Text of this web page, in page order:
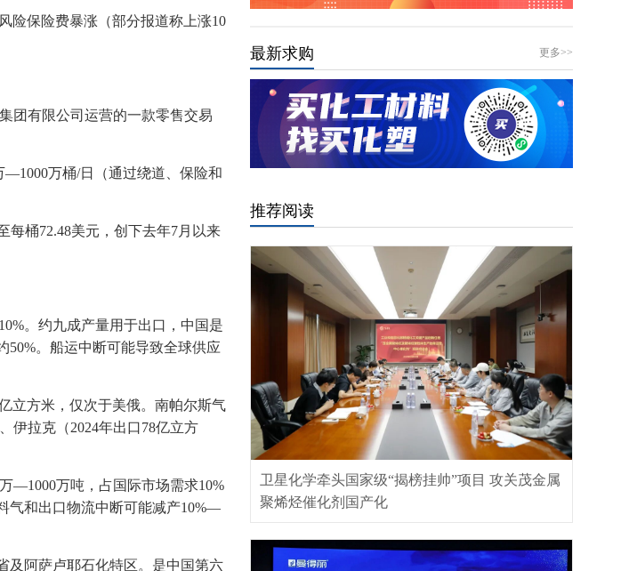
险保险费暴涨（部分报道称上涨10
团有限公司运营的一款零售交易
万桶/日（通过绕道、保险和
每桶72.48美元，创下去年7月以来
。约九成产量用于出口，中国是
50%。船运中断可能导致全球供应
立方米，仅次于美俄。南帕尔斯气
伊拉克（2024年出口78亿立方
—1000万吨，占国际市场需求10%
气和出口物流中断可能减产10%—
及阿萨卢耶石化特区。是中国第六
最新求购 更多>>
推荐阅读
卫星化学牵头国家级“揭榜挂帅”项目 攻关茂金属
聚烯烃催化剂国产化